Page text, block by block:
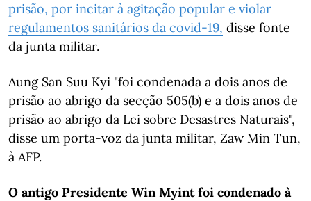
prisão, por incitar à agitação popular e violar
regulamentos sanitários da covid-19, disse fonte
da junta militar.
Aung San Suu Kyi "foi condenada a dois anos de
prisão ao abrigo da secção 505(b) e a dois anos de
prisão ao abrigo da Lei sobre Desastres Naturais",
disse um porta-voz da junta militar, Zaw Min Tun,
à AFP.
O antigo Presidente Win Myint foi condenado à